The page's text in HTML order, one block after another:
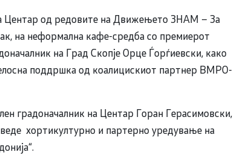
Центар од редовите на Движењето ЗНАМ – За
на неформална кафе-средба со премиерот
на Град Скопје Орце Ѓорѓиевски, како
поддршка од коалицискиот партнер ВМРО-
градоначалник на Центар Горан Герасимовски,
хортикултурно и партерно уредување на